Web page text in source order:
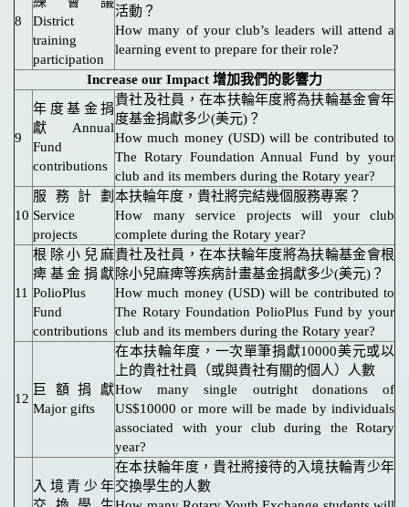
8
District
training
participation
活動？
How many of your club’s leaders will attend a
learning event to prepare for their role?
Increase our Impact 增加我們的影響力
9
年度基金捐
獻 Annual
Fund
contributions
貴社及社員，在本扶輪年度將為扶輪基金會年
度基金捐獻多少(美元)？
How much money (USD) will be contributed to
The Rotary Foundation Annual Fund by your
club and its members during the Rotary year?
10
服務計劃
Service
projects
本扶輪年度，貴社將完結幾個服務專案？
How many service projects will your club
complete during the Rotary year?
11
根除小兒麻
痺基金捐獻
PolioPlus
Fund
contributions
貴社及社員，在本扶輪年度將為扶輪基金會根
除小兒麻痺等疾病計畫基金捐獻多少(美元)？
How much money (USD) will be contributed to
The Rotary Foundation PolioPlus Fund by your
club and its members during the Rotary year?
12
巨額捐獻
Major gifts
在本扶輪年度，一次單筆捐獻10000美元或以
上的貴社社員（或與貴社有關的個人）人數
How many single outright donations of
US$10000 or more will be made by individuals
associated with your club during the Rotary
year?
入境青少年
在本扶輪年度，貴社將接待的入境扶輪青少年
交換學生的人數